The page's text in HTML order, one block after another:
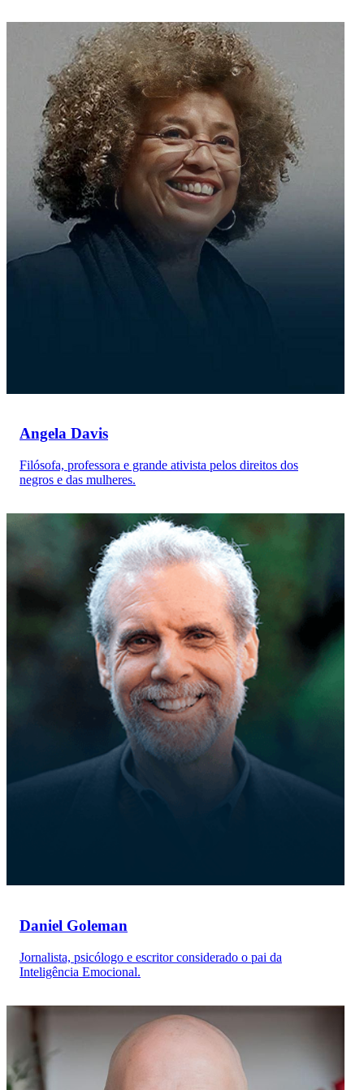
Angela Davis
Filósofa, professora e grande ativista pelos direitos dos
negros e das mulheres.
Daniel Goleman
Jornalista, psicólogo e escritor considerado o pai da
Inteligência Emocional.